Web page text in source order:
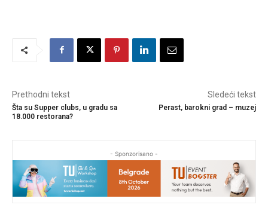
Prethodni tekst
Šta su Supper clubs, u gradu sa
18.000 restorana?
Sledeći tekst
Perast, barokni grad – muzej
- Sponzorisano -